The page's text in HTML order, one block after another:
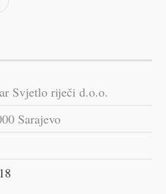
Svjetlo riječi d.o.o.
Sarajevo